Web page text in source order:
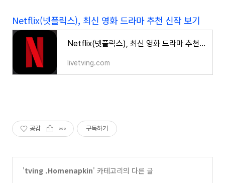
Netflix(넷플릭스), 최신 영화 드라마 추천 신작 보기
Netflix(넷플릭스), 최신 영화 드라마 추천 신작 보기
livetving.com
공감 구독하기
'tving .Homenapkin' 카테고리의 다른 글